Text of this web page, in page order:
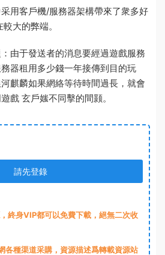
客戶機/服務器架構帶來了衆多好
大的弊端。
于發送者的消息要經過遊戲服務
器租用多少錢一年接傳到目的玩
麒麟如果網絡等待時間過長，就會
戲 玄戶媸不同擊的間颢。
請先登錄
終身VIP都可以免費下載，絕無二次收
各種渠道采購，資源描述爲轉載資源站